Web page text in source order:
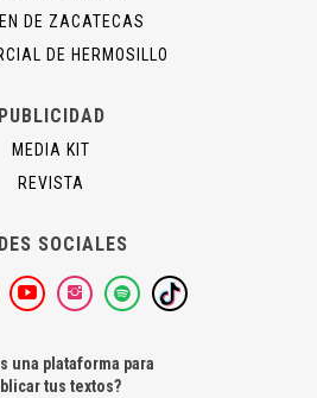
DE ZACATECAS
DE HERMOSILLO
PUBLICIDAD
MEDIA KIT
REVISTA
SOCIALES
una plataforma para
tus textos?